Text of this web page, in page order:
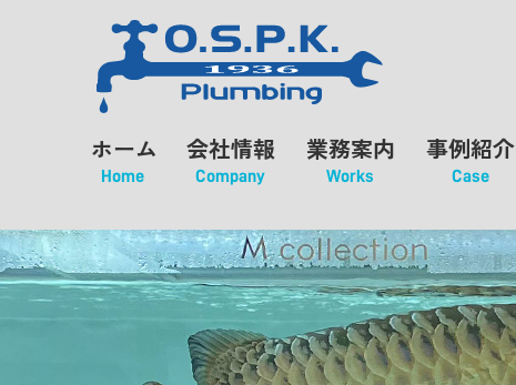
ホーム
Home
会社情報
Company
業務案内
Works
事例紹介
Case